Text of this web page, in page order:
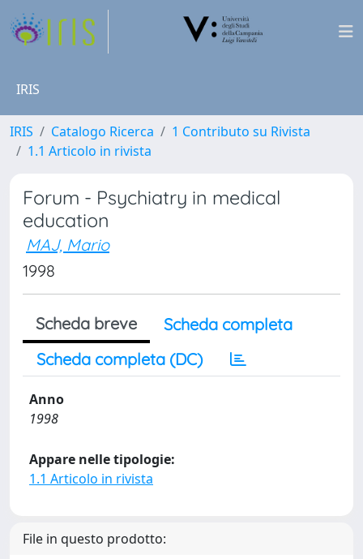
IRIS
IRIS Catalogo Ricerca
1 Contributo su Rivista
1.1 Articolo in rivista
Forum - Psychiatry in medical
education
MAJ, Mario
1998
Scheda breve
Scheda completa
Scheda completa (DC)
Anno
1998
Appare nelle tipologie:
1.1 Articolo in rivista
File in questo prodotto: